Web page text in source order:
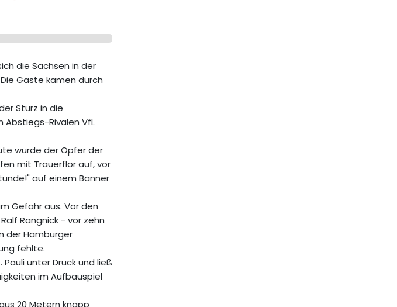
die Sachsen in der
Gäste kamen durch
Sturz in die
Abstiegs-Rivalen VfL
wurde der Opfer der
mit Trauerflor auf, vor
auf einem Banner
Gefahr aus. Vor den
Rangnick - vor zehn
der Hamburger
fehlte.
unter Druck und ließ
im Aufbauspiel
20 Metern knapp